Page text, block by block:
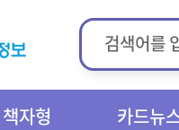
책자형 카드뉴